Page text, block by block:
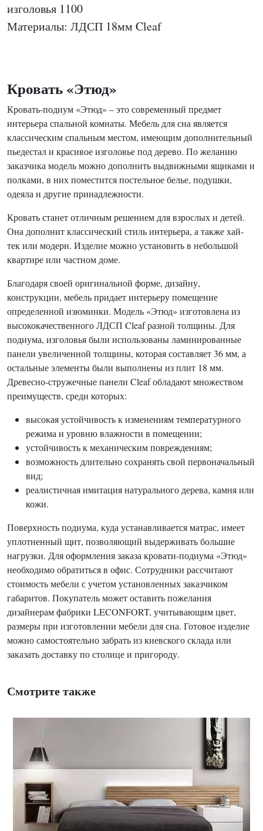
изголовья 1100
Материалы: ЛДСП 18мм Cleaf
Кровать «Этюд»
Кровать-подиум «Этюд» – это современный предмет
интерьера спальной комнаты. Мебель для сна является
классическим спальным местом, имеющим дополнительный
пьедестал и красивое изголовье под дерево. По желанию
заказчика модель можно дополнить выдвижными ящиками и
полками, в них поместится постельное белье, подушки,
одеяла и другие принадлежности.
Кровать станет отличным решением для взрослых и детей.
Она дополнит классический стиль интерьера, а также хай-
тек или модерн. Изделие можно установить в небольшой
квартире или частном доме.
Благодаря своей оригинальной форме, дизайну,
конструкции, мебель придает интерьеру помещение
определенной изюминки. Модель «Этюд» изготовлена ​​из
высококачественного ЛДСП Cleaf разной толщины. Для
подиума, изголовья были использованы ламинированные
панели увеличенной толщины, которая составляет 36 мм, а
остальные элементы были выполнены из плит 18 мм.
Древесно-стружечные панели Cleaf обладают множеством
преимуществ, среди которых:
высокая устойчивость к изменениям температурного
режима и уровню влажности в помещении;
устойчивость к механическим повреждениям;
возможность длительно сохранять свой первоначальный
вид;
реалистичная имитация натурального дерева, камня или
кожи.
Поверхность подиума, куда устанавливается матрас, имеет
уплотненный щит, позволяющий выдерживать большие
нагрузки. Для оформления заказа кровати-подиума «Этюд»
необходимо обратиться в офис. Сотрудники рассчитают
стоимость мебели с учетом установленных заказчиком
габаритов. Покупатель может оставить пожелания
дизайнерам фабрики LECONFORT, учитывающим цвет,
размеры при изготовлении мебели для сна. Готовое изделие
можно самостоятельно забрать из киевского склада или
заказать доставку по столице и пригороду.
Смотрите также